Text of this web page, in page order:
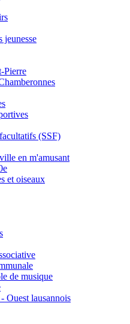
jeunesse
Pierre
(SSF)
en m'amusant
et oiseaux
de musique
Ouest lausannois